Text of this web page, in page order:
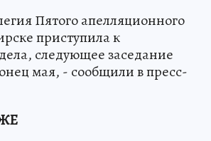
Пятого апелляционного
приступила к
следующее заседание
мая, - сообщили в пресс-